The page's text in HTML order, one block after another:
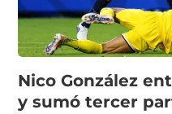
Nico González
y sumó tercer